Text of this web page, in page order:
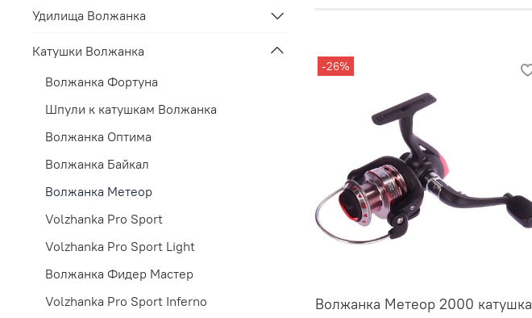
-26%
Волжанка Метеор 2000 катушка
Удилища Волжанка
Катушки Волжанка
Волжанка Фортуна
Шпули к катушкам Волжанка
Волжанка Оптима
Волжанка Байкал
Волжанка Метеор
Volzhanka Pro Sport
Volzhanka Pro Sport Light
Волжанка Фидер Мастер
Volzhanka Pro Sport Inferno